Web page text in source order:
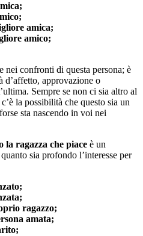
amica;
amico;
nei confronti di questa persona; è
d’affetto, approvazione o
Sempre se non ci sia altro al
la possibilità che questo sia un
sta nascendo in voi nei
la ragazza che piace è un
sia profondo l’interesse per
ragazzo;
amata;